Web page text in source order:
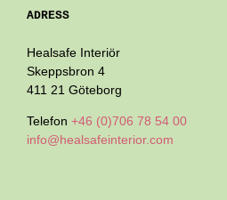
ADRESS
Healsafe Interiör
Skeppsbron 4
411 21 Göteborg
Telefon +46 (0)706 78 54 00
info@healsafeinterior.com